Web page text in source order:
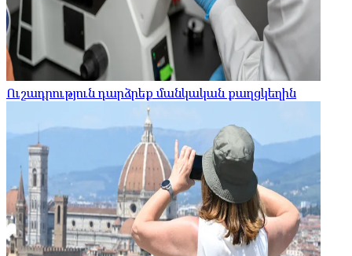
Ուշադրություն դարձրեք մանկական քաղցկեղին